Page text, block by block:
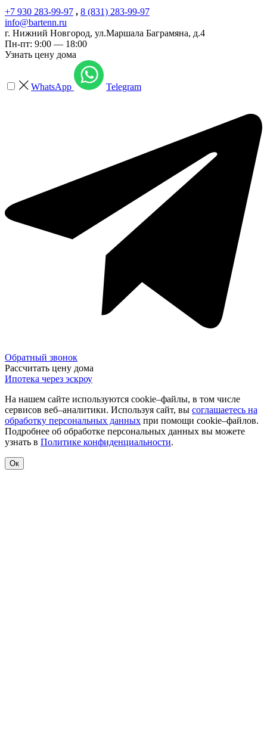
+7 930 283-99-97 , 8 (831) 283-99-97
info@bartenn.ru
г. Нижний Новгород, ул.Маршала Баграмяна, д.4
Пн-пт: 9:00 — 18:00
Узнать цену дома
WhatsApp Telegram
Обратный звонок
Рассчитать цену дома
Ипотека через эскроу
На нашем сайте используются cookie–файлы, в том числе
сервисов веб–аналитики. Используя сайт, вы соглашаетесь на
обработку персональных данных при помощи cookie–файлов.
Подробнее об обработке персональных данных вы можете
узнать в Политике конфиденциальности.
Ок